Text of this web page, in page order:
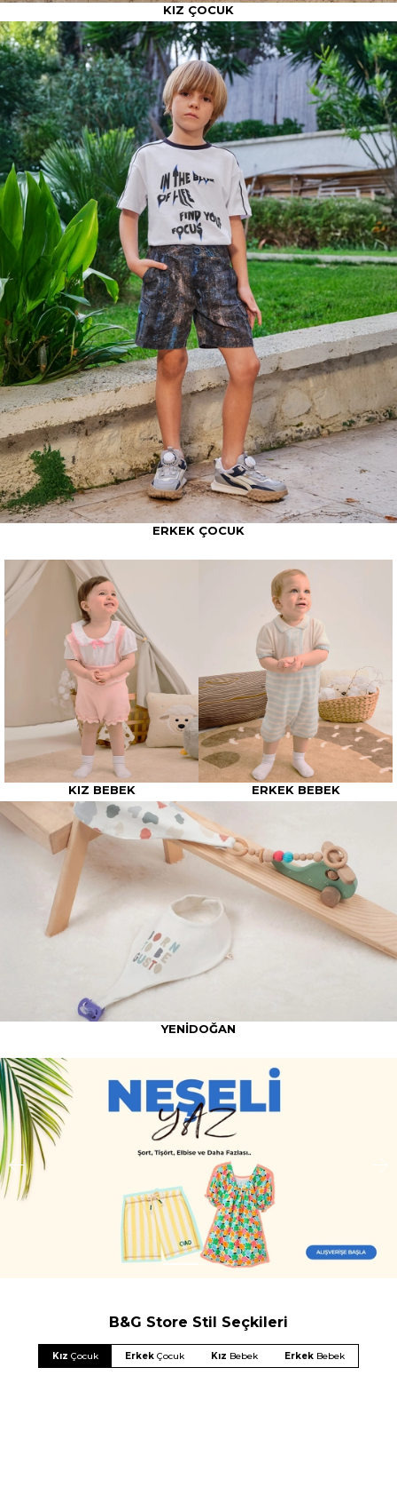
KIZ ÇOCUK
ERKEK ÇOCUK
KIZ BEBEK ERKEK BEBEK
YENİDOĞAN
B&G Store Stil Seçkileri
Kız Çocuk Erkek Çocuk Kız Bebek Erkek Bebek